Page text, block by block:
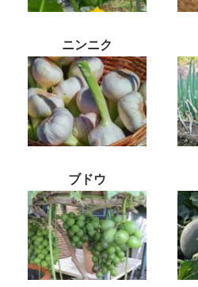
ニンニク
ブドウ